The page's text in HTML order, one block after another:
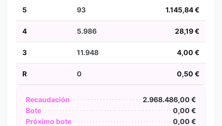
5 93 1.145,84 €
4 5.986 28,19 €
3 11.948 4,00 €
R 0 0,50 €
Recaudación
2.968.486,00 €
Bote
0,00 €
Próximo bote
0,00 €